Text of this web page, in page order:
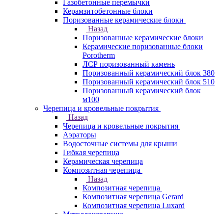
Газобетонные перемычки
Керамзитобетонные блоки
Поризованные керамические блоки
Назад
Поризованные керамические блоки
Керамические поризованные блоки
Porotherm
ЛСР поризованный камень
Поризованный керамический блок 380
Поризованный керамический блок 510
Поризованный керамический блок
м100
Черепица и кровельные покрытия
Назад
Черепица и кровельные покрытия
Аэраторы
Водосточные системы для крыши
Гибкая черепица
Керамическая черепица
Композитная черепица
Назад
Композитная черепица
Композитная черепица Gerard
Композитная черепица Luxard